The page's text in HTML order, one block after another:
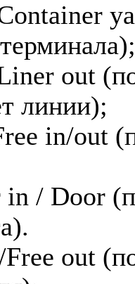
out
линии);
in/out
/ Door
out